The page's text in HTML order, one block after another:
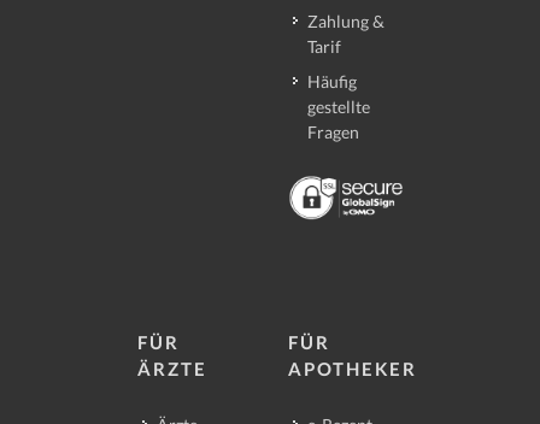
Zahlung &
Tarif
Häufig
gestellte
Fragen
FÜR
ÄRZTE
FÜR
APOTHEKER